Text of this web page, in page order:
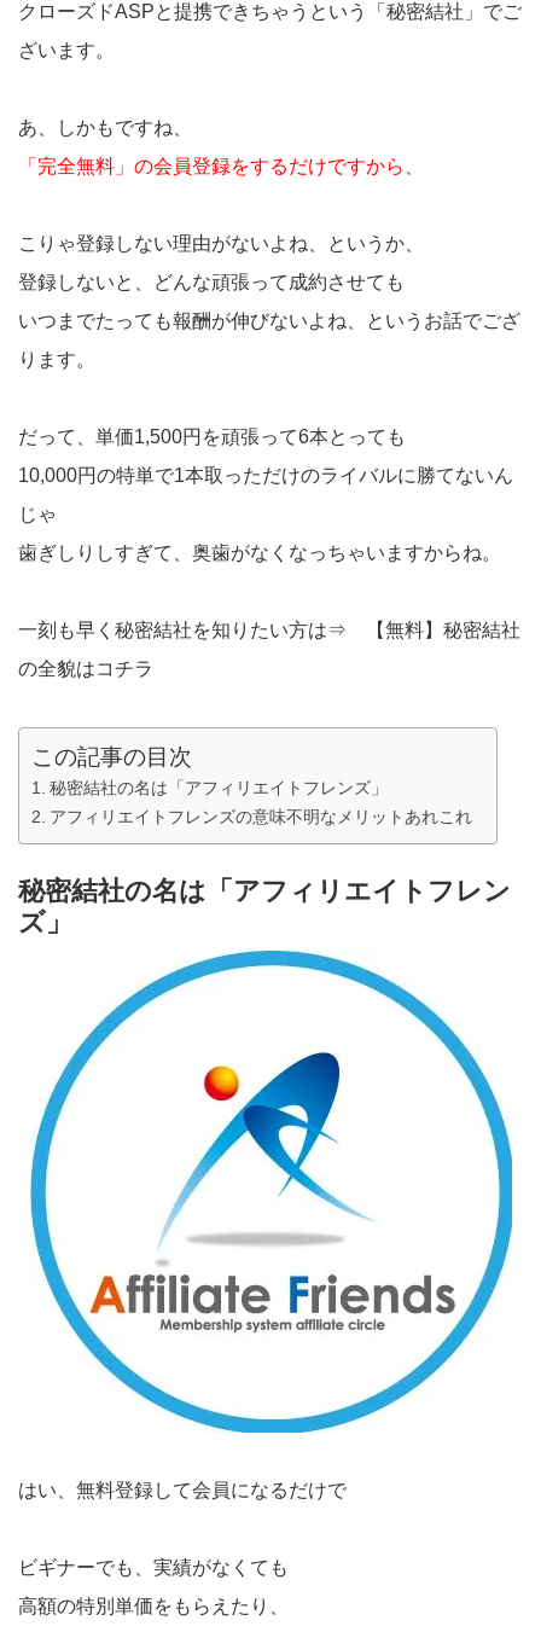
クローズドASPと提携できちゃうという「秘密結社」でご
ざいます。
あ、しかもですね、
「完全無料」の会員登録をするだけですから、
こりゃ登録しない理由がないよね、というか、
登録しないと、どんな頑張って成約させても
いつまでたっても報酬が伸びないよね、というお話でござ
ります。
だって、単価1,500円を頑張って6本とっても
10,000円の特単で1本取っただけのライバルに勝てないん
じゃ
歯ぎしりしすぎて、奥歯がなくなっちゃいますからね。
一刻も早く秘密結社を知りたい方は⇒
【無料】秘密結社
の全貌はコチラ
この記事の目次
秘密結社の名は「アフィリエイトフレンズ」
アフィリエイトフレンズの意味不明なメリットあれこれ
秘密結社の名は「アフィリエイトフレン
ズ」
はい、無料登録して会員になるだけで
ビギナーでも、実績がなくても
高額の特別単価をもらえたり、